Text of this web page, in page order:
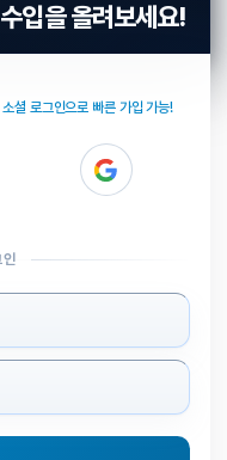
입을 올려보세요!
소셜 로그인으로 빠른 가입 가능!